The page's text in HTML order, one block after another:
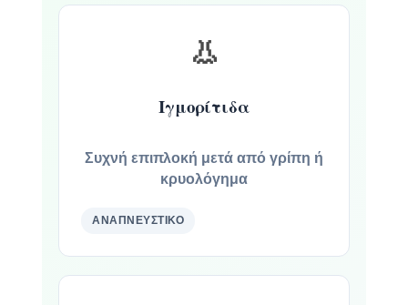
👃
Ιγμορίτιδα
Συχνή επιπλοκή μετά από γρίπη ή
κρυολόγημα
ΑΝΑΠΝΕΥΣΤΙΚΌ